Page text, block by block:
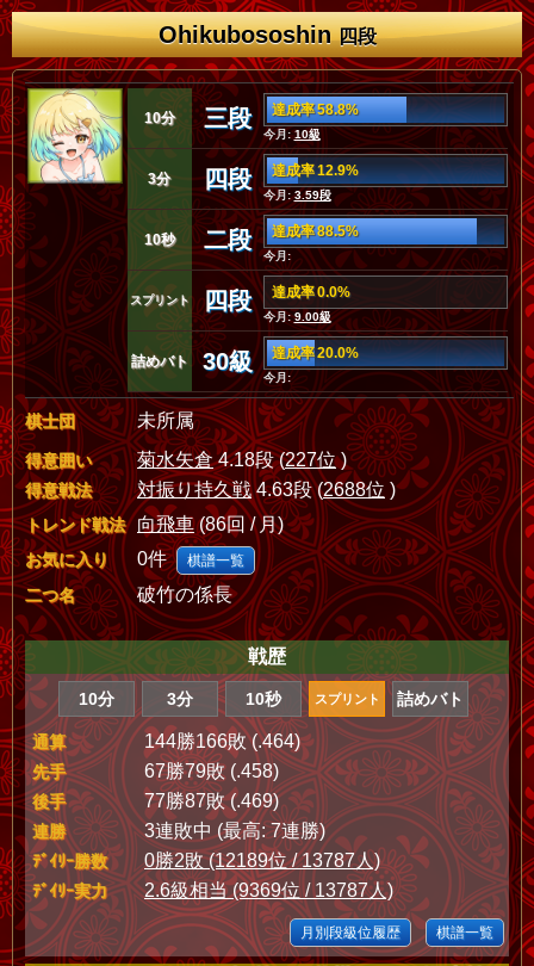
Ohikubososhin四段
10分 三段 達成率 58.8%
今月:10級
3分 四段 達成率 12.9%
今月:3.59段
10秒 二段 達成率 88.5%
今月:
スプリント 四段 達成率 0.0%
今月:9.00級
詰めバト 30級 達成率 20.0%
今月:
棋士団 未所属
得意囲い 菊水矢倉4.18段 (227位)
得意戦法 対振り持久戦4.63段 (2688位 )
トレンド戦法 向飛車(86回 / 月)
お気に入り 0件 棋譜一覧
二つ名 破竹の係長
戦歴
10分 3分 10秒 スプリント 詰めバト
通算 144勝166敗 (.464)
先手 67勝79敗 (.458)
後手 77勝87敗 (.469)
連勝 3連敗中 (最高: 7連勝)
ﾃﾞｲﾘｰ勝数 0勝2敗 (12189位 / 13787人)
ﾃﾞｲﾘｰ実力 2.6級相当 (9369位 / 13787人)
月別段級位履歴 棋譜一覧